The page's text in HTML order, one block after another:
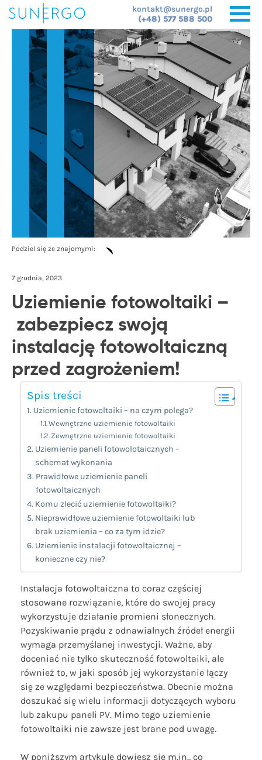
kontakt@sunergo.pl
(+48) 577 588 500
Podziel się ze znajomymi:
7 grudnia, 2023
Uziemienie fotowoltaiki –
zabezpiecz swoją
instalację fotowoltaiczną
przed zagrożeniem!
Spis treści
Uziemienie fotowoltaiki – na czym polega?
Wewnętrzne uziemienie fotowoltaiki
Zewnętrzne uziemienie fotowoltaiki
Uziemienie paneli fotowolotaicznych –
schemat wykonania
Prawidłowe uziemienie paneli
fotowoltaicznych
Komu zlecić uziemienie fotowoltaiki?
Nieprawidłowe uziemienie fotowoltaiki lub
brak uziemienia – co za tym idzie?
Uziemienie instalacji fotowoltaicznej –
konieczne czy nie?
Instalacja fotowoltaiczna to coraz częściej
stosowane rozwiązanie, które do swojej pracy
wykorzystuje działanie promieni słonecznych.
Pozyskiwanie prądu z odnawialnych źródeł energii
wymaga przemyślanej inwestycji. Ważne, aby
doceniać nie tylko skuteczność fotowoltaiki, ale
również to, w jaki sposób jej wykorzystanie łączy
się ze względami bezpieczeństwa. Obecnie można
doszukać się wielu informacji dotyczących wyboru
lub zakupu paneli PV. Mimo tego uziemienie
fotowoltaiki nie zawsze jest brane pod uwagę.
W poniższym artykule dowiesz się m.in., co